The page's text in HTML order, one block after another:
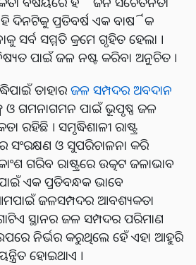
ଦିନଟିକୁ ପ୍ରତିବର୍ଷ ଏକ ବାର୍ଷିକ
ସର୍ବ ସମ୍ମତି କ୍ରମେ ଗୃହିତ ହେଲା ।
ପାଇଁ ଜଳ ନଷ୍ଟ କରିବା ଅନୁଚିତ ।
ତାହାର ଜଳ ସମ୍ପଦର ଅବଦାନ
ଓ ଗମନାଗମନ ପାଇଁ ଭୂପୃଷ୍ଣ ଜଳ
ରହିଛି । ସମୃଦ୍ଧିଶାଳୀ ରାଷ୍ଟ୍ର
ସଂରକ୍ଷଣ ଓ ସୁପରିଚାଳନା କରି
ଗରିବ ରାଷ୍ଟ୍ରରେ ଉତ୍କଟ ଜଳାଭାବ
ଏକ ପ୍ରତିବନ୍ଧକ ଭାବେ
ଜଳସମ୍ପଦର ଆବଶ୍ୟକତା
ସ୍ଥାନର ଜଳ ସମ୍ପଦର ପରିମାଣ
ଉପରେ ନିର୍ଭର କରୁଥିଲେ ହେଁ ଏହା ଆହୁରି
ହୋଇଥାଏ ।